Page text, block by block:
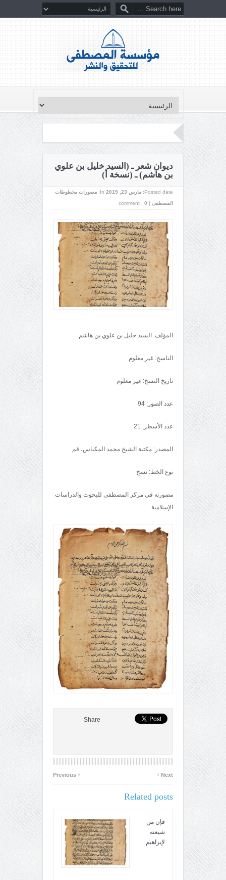
ديوان شعر ـ (السيد خليل بن علوي
بن هاشم) ـ (نسخة أ)
Posted date: مارس 23, 2019 In:
مصورات مخطوطات
المصطفى |
comment : 0
المؤلف: السيد خليل بن علوي بن هاشم
الناسخ: غير معلوم
تاريخ النسخ: غير معلوم
عدد الصور: 94
عدد الأسطر: 21
المصدر: مكتبة الشيخ محمد المكباس، قم
نوع الخط: نسخ
مصورته في مركز المصطفى للبحوث والدراسات
الإسلامية
Share
‹ Next
›
Related posts
فإن من
شيعته
لإبراهيم